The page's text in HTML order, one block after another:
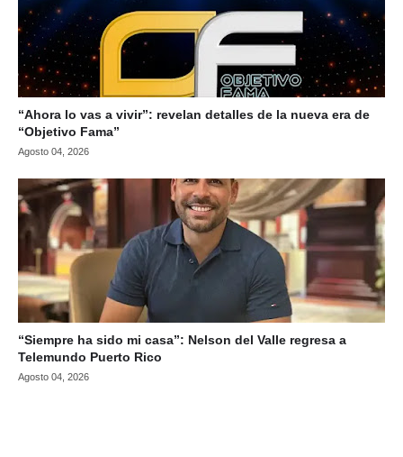
“Ahora lo vas a vivir”: revelan detalles de la nueva era de
“Objetivo Fama”
Agosto 04, 2026
“Siempre ha sido mi casa”: Nelson del Valle regresa a
Telemundo Puerto Rico
Agosto 04, 2026